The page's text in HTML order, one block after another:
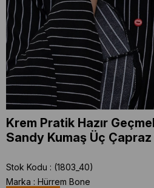
Krem Pratik Hazır
Sandy Kumaş Üç
Stok Kodu
(1803_40)
Marka : Hürrem Bone